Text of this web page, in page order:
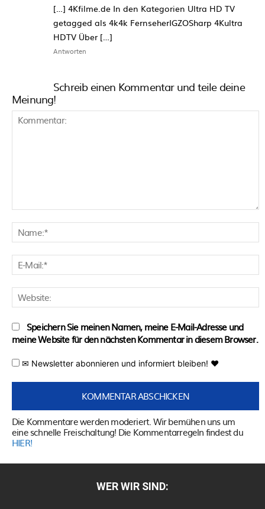
[…] 4Kfilme.de In den Kategorien Ultra HD TV
getagged als 4k4k FernseherIGZOSharp 4Kultra
HDTV Über […]
Antworten
Schreib einen Kommentar und teile deine
Meinung!
Speichern Sie meinen Namen, meine E-Mail-Adresse und
meine Website für den nächsten Kommentar in diesem Browser.
✉ Newsletter abonnieren und informiert bleiben! ♥
Die Kommentare werden moderiert. Wir bemühen uns um
eine schnelle Freischaltung! Die Kommentarregeln findest du
HIER!
WER WIR SIND: